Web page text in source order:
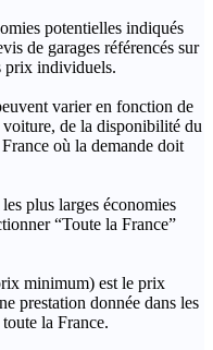
potentielles indiqués
de garages référencés sur
prix individuels.
varier en fonction de
voiture, de la disponibilité du
où la demande doit
plus larges économies
“Toute la France”
minimum) est le prix
prestation donnée dans les
la France.